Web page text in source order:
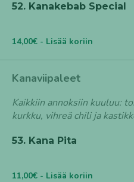
52. Kanakebab Special
14,00€ - Lisää koriin
Kanaviipaleet
Kaikkiin annoksiin kuuluu:
kurkku, vihreä chili ja
53. Kana Pita
11,00€ - Lisää koriin